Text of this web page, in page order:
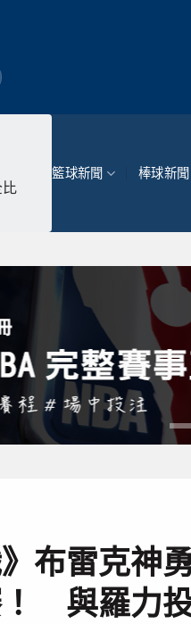
籃球新聞 棒球新聞
布雷克神
與羅力